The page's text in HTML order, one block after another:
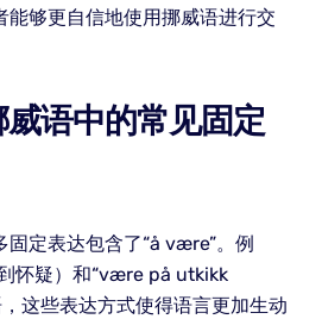
能够更自信地使用挪威语进行交
威语中的常见固定
定表达包含了“å være”。例
怀疑）和“være på utkikk
这些表达方式使得语言更加生动